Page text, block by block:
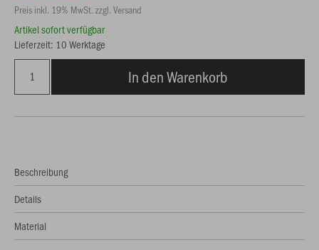
Preis inkl. 19% MwSt. zzgl. Versand
Artikel sofort verfügbar
Lieferzeit: 10 Werktage
In den Warenkorb
Beschreibung
Details
Material